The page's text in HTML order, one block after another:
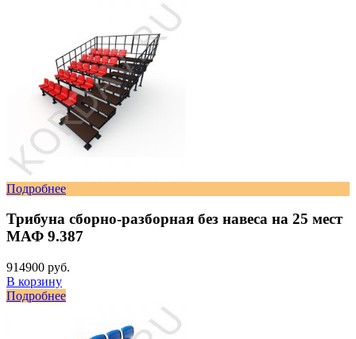
Подробнее
Трибуна сборно-разборная без навеса на 25 мест
МАФ 9.387
914900 руб.
В корзину
Подробнее